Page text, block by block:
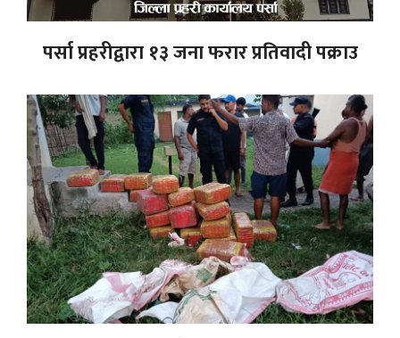
पर्सा प्रहरीद्वारा १३ जना फरार प्रतिवादी पक्राउ